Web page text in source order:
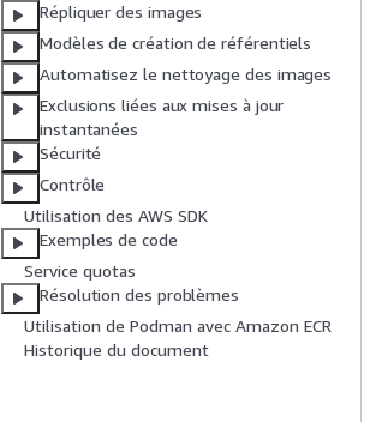
Répliquer des images
Modèles de création de référentiels
Automatisez le nettoyage des images
Exclusions liées aux mises à jour
instantanées
Sécurité
Contrôle
Utilisation des AWS SDK
Exemples de code
Service quotas
Résolution des problèmes
Utilisation de Podman avec Amazon ECR
Historique du document